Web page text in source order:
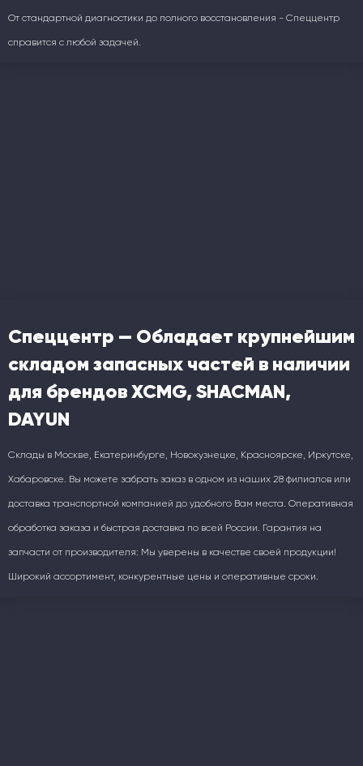
От стандартной диагностики до полного восстановления - Спеццентр
справится с любой задачей.
Спеццентр — Обладает крупнейшим
складом запасных частей в наличии
для брендов XCMG, SHACMAN,
DAYUN
Склады в Москве, Екатеринбурге, Новокузнецке, Красноярске, Иркутске,
Хабаровске. Вы можете забрать заказ в одном из наших 28 филиалов или
доставка транспортной компанией до удобного Вам места. Оперативная
обработка заказа и быстрая доставка по всей России. Гарантия на
запчасти от производителя: Мы уверены в качестве своей продукции!
Широкий ассортимент, конкурентные цены и оперативные сроки.